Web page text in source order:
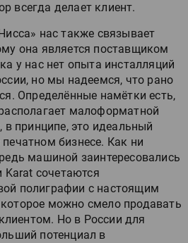
всегда делает клиент.
нас также связывает
она является поставщиком
у нас нет опыта инсталляций
но мы надеемся, что рано
Определённые намётки есть,
малоформатной
принципе, это идеальный
бизнесе. Как ни
машиной заинтересовались
Karat сочетаются
полиграфии с настоящим
можно смело продавать
Но в России для
потенциал в